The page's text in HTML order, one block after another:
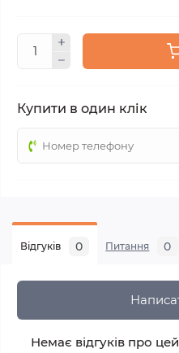
Купити в один клік
Відгуків 0 Питання 0
Немає відгуків про